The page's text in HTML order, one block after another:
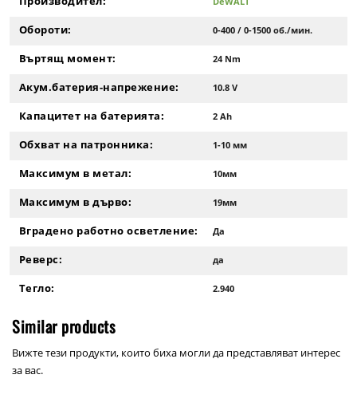
Обороти: 0-400 / 0-1500 об./мин.
Въртящ момент: 24 Nm
Акум.батерия-напрежение: 10.8 V
Капацитет на батерията: 2 Ah
Обхват на патронника: 1-10 мм
Максимум в метал: 10мм
Максимум в дърво: 19мм
Вградено работно осветление: Да
Реверс: да
Тегло: 2.940
Similar products
Вижте тези продукти, които биха могли да представляват интерес
за вас.